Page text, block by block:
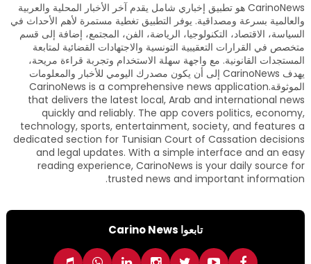
CarinoNews هو تطبيق إخباري شامل يقدم آخر الأخبار المحلية والعربية
والعالمية بسرعة ومصداقية. يوفر التطبيق تغطية مستمرة لأهم الأحداث في
السياسة، الاقتصاد، التكنولوجيا، الرياضة، الفن، المجتمع، إضافة إلى قسم
متخصص في القرارات التعقيبية التونسية والاجتهادات القضائية لمتابعة
المستجدات القانونية. مع واجهة سهلة الاستخدام وتجربة قراءة مريحة،
يهدف CarinoNews إلى أن يكون مصدرك اليومي للأخبار والمعلومات
الموثوقة.CarinoNews is a comprehensive news application
that delivers the latest local, Arab and international news
quickly and reliably. The app covers politics, economy,
technology, sports, entertainment, society, and features a
dedicated section for Tunisian Court of Cassation decisions
and legal updates. With a simple interface and an easy
reading experience, CarinoNews is your daily source for
trusted news and important information.
تابعوا Carino News